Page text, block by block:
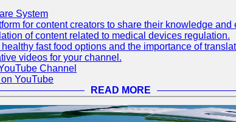
System
for content creators to share their knowledge
of content related to medical devices regulation.
fast food options and the importance of
videos for your channel.
Channel
YouTube
READ MORE